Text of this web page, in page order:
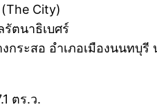
City)
ตนาธิเบศร์
กระสอ อำเภอเมืองนนทบุรี
ตร.ว.